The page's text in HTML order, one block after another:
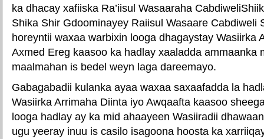
ka dhacay xafiiska Ra’iisul Wasaaraha
Shika Shir Gdoominayey Raiisul Wasaare Cabdiweli
horeyntii waxaa warbixin looga dhagaystay Wasiirka
Axmed Ereg kaasoo ka hadlay xaaladda ammaanka
maalmahan is bedel weyn laga dareemayo.
Gabagabadii kulanka ayaa waxaa saxaafadda la
Wasiirka Arrimaha Diinta iyo Awqaafta kaasoo
looga hadlay ay ka mid ahaayeen Wasiiradii
ugu yeeray inuu is casilo isagoona hoosta ka